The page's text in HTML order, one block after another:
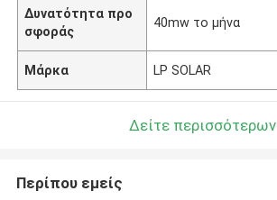
Δυνατότητα προ
σφοράς
40mw το μήνα
Μάρκα LP SOLAR
Δείτε περισσότερων
Περίπου εμείς